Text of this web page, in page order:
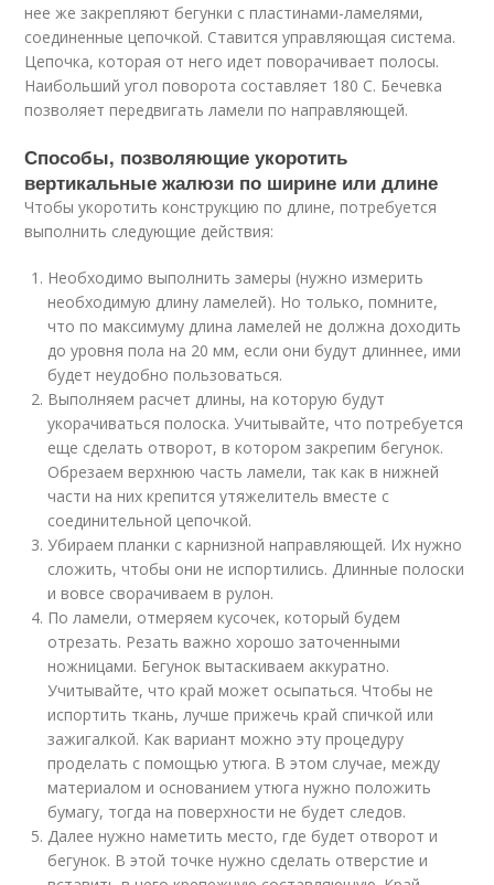
нее же закрепляют бегунки с пластинами-ламелями,
соединенные цепочкой. Ставится управляющая система.
Цепочка, которая от него идет поворачивает полосы.
Наибольший угол поворота составляет 180 С. Бечевка
позволяет передвигать ламели по направляющей.
Способы, позволяющие укоротить
вертикальные жалюзи по ширине или длине
Чтобы укоротить конструкцию по длине, потребуется
выполнить следующие действия:
Необходимо выполнить замеры (нужно измерить
необходимую длину ламелей). Но только, помните,
что по максимуму длина ламелей не должна доходить
до уровня пола на 20 мм, если они будут длиннее, ими
будет неудобно пользоваться.
Выполняем расчет длины, на которую будут
укорачиваться полоска. Учитывайте, что потребуется
еще сделать отворот, в котором закрепим бегунок.
Обрезаем верхнюю часть ламели, так как в нижней
части на них крепится утяжелитель вместе с
соединительной цепочкой.
Убираем планки с карнизной направляющей. Их нужно
сложить, чтобы они не испортились. Длинные полоски
и вовсе сворачиваем в рулон.
По ламели, отмеряем кусочек, который будем
отрезать. Резать важно хорошо заточенными
ножницами. Бегунок вытаскиваем аккуратно.
Учитывайте, что край может осыпаться. Чтобы не
испортить ткань, лучше прижечь край спичкой или
зажигалкой. Как вариант можно эту процедуру
проделать с помощью утюга. В этом случае, между
материалом и основанием утюга нужно положить
бумагу, тогда на поверхности не будет следов.
Далее нужно наметить место, где будет отворот и
бегунок. В этой точке нужно сделать отверстие и